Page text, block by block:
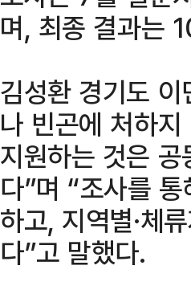
며, 최종 결과는
김성환 경기도
나 빈곤에 처하
지원하는 것은
다”며 “조사를
하고, 지역별·체
다”고 말했다.